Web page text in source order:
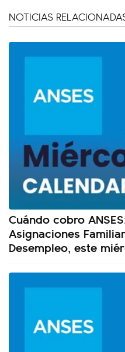
NOTICIAS
Cuándo cobro
Asignaciones
Desempleo, este